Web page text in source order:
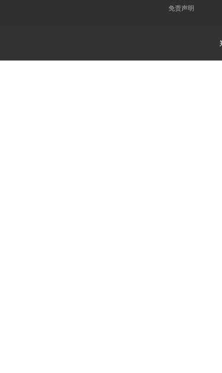
免责声明